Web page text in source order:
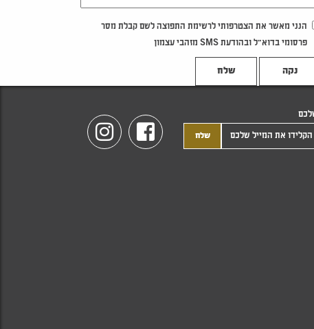
הנני מאשר את הצטרפותי לרשימת התפוצה לשם קבלת מסר
פרסומי בדוא"ל ובהודעת SMS מזהבי עצמון
נקה
Facebook
Instagram